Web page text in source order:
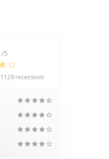
/5
1129 recensioni